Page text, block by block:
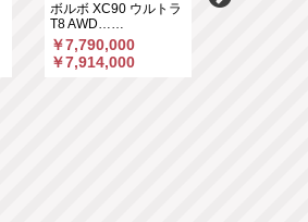
ボルボ XC90 ウルトラ
T8 AWD……
￥7,790,000
￥7,914,000